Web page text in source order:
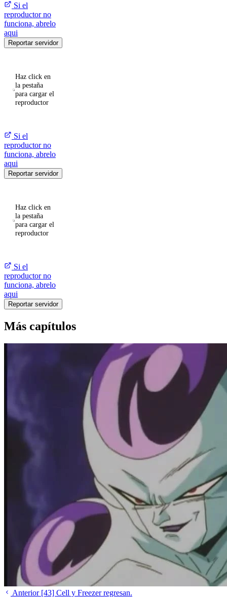
Si el
reproductor no
funciona, abrelo
aqui
Reportar servidor
Haz click en
la pestaña
para cargar el
reproductor
Si el
reproductor no
funciona, abrelo
aqui
Reportar servidor
Haz click en
la pestaña
para cargar el
reproductor
Si el
reproductor no
funciona, abrelo
aqui
Reportar servidor
Más capítulos
Anterior [43] Cell y Freezer regresan.